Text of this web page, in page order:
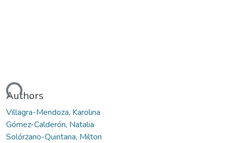
Authors
Villagra-Mendoza, Karolina
Gómez-Calderón, Natalia
Solórzano-Quintana, Milton